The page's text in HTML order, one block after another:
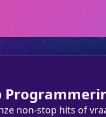
non-stop hits of